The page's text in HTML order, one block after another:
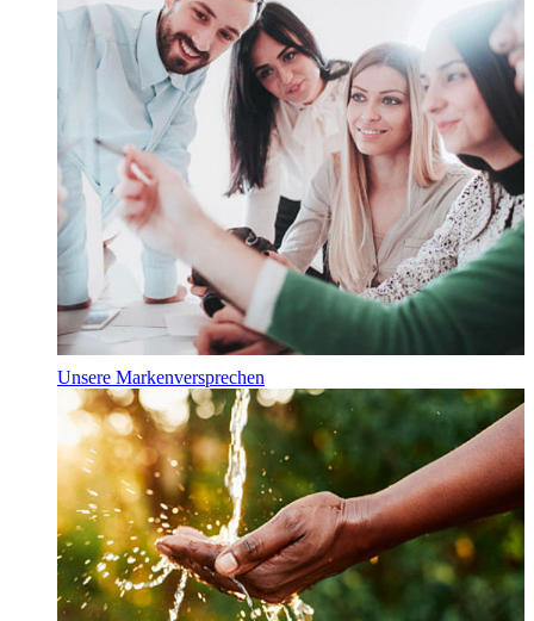
Unsere Markenversprechen